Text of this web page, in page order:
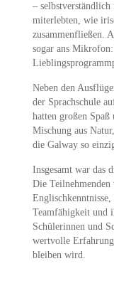
–
miterlebten, wie
zusammenfließen.
sogar ans
Neben den
der Sprachschule
hatten großen
Mischung aus
die Galway so
Insgesamt war das
Die Teilnehmenden
Teamfähigkeit und
Schülerinnen und
wertvolle
bleiben wird.